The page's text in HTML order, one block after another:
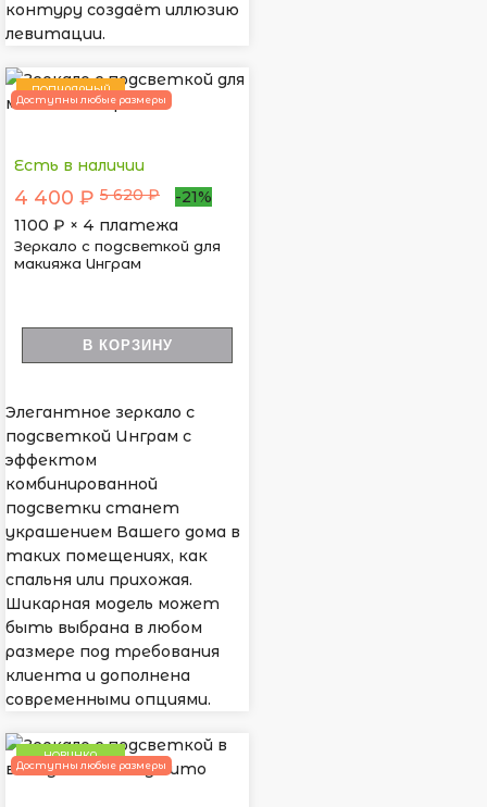
контуру создаёт иллюзию
левитации.
ПОПУЛЯРНЫЙ
Доступны любые размеры
Есть в наличии
4 400 ₽ 5 620 ₽
-21%
1100 ₽ × 4 платежа
Зеркало с подсветкой для
макияжа Инграм
В КОРЗИНУ
Элегантное зеркало с
подсветкой Инграм с
эффектом
комбинированной
подсветки станет
украшением Вашего дома в
таких помещениях, как
спальня или прихожая.
Шикарная модель может
быть выбрана в любом
размере под требования
клиента и дополнена
современными опциями.
НОВИНКА
Доступны любые размеры